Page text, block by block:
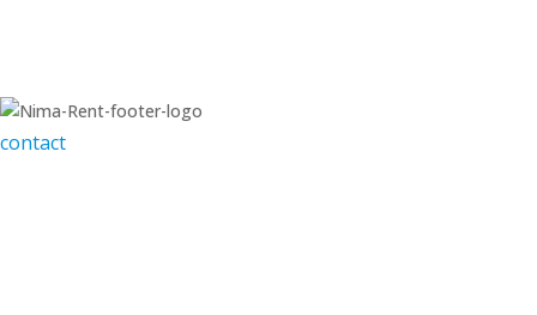
contact